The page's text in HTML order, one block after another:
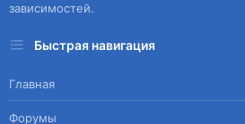
зависимостей.
Быстрая навигация
Главная
Форумы